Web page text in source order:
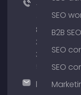
+49
89
380
375
SEO
B2B
SEO
SEO